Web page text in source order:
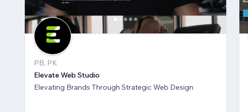
PB, PK
Elevate Web Studio
Elevating Brands Through Strategic Web Design